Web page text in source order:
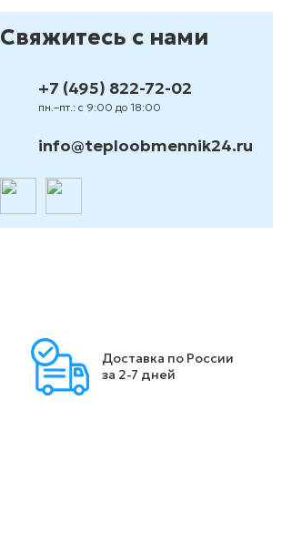
Свяжитесь с нами
+7 (495) 822-72-02
пн.–пт.: с 9:00 до 18:00
info@teploobmennik24.ru
Доставка по России
за 2-7 дней